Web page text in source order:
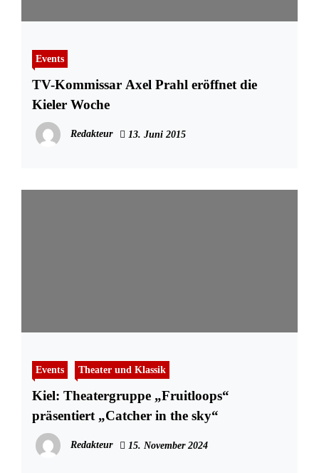
Events
TV-Kommissar Axel Prahl eröffnet die
Kieler Woche
Redakteur 13. Juni 2015
Events Theater und Klassik
Kiel: Theatergruppe „Fruitloops“
präsentiert „Catcher in the sky“
Redakteur 15. November 2024